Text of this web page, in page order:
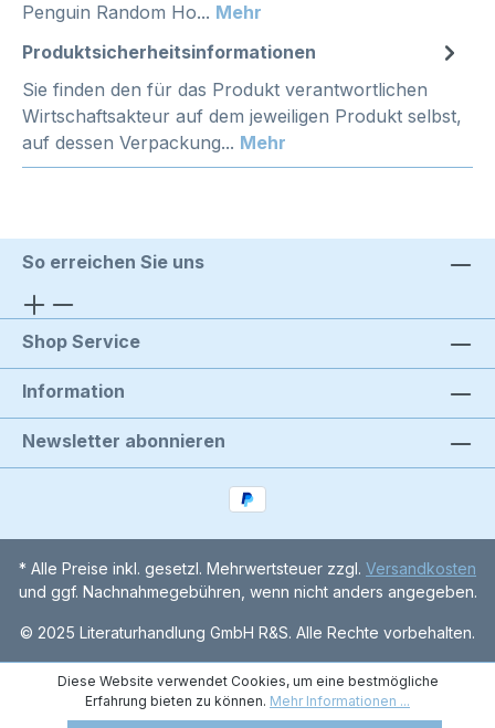
Penguin Random Ho... Mehr
Produktsicherheitsinformationen
Sie finden den für das Produkt verantwortlichen
Wirtschaftsakteur auf dem jeweiligen Produkt selbst,
auf dessen Verpackung... Mehr
So erreichen Sie uns
Shop Service
Information
Newsletter abonnieren
* Alle Preise inkl. gesetzl. Mehrwertsteuer zzgl. Versandkosten
und ggf. Nachnahmegebühren, wenn nicht anders angegeben.
© 2025 Literaturhandlung GmbH R&S. Alle Rechte vorbehalten.
Diese Website verwendet Cookies, um eine bestmögliche
Erfahrung bieten zu können. Mehr Informationen ...